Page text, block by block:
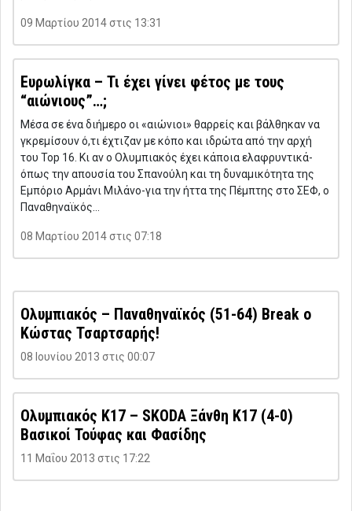
09 Μαρτίου 2014 στις 13:31
Ευρωλίγκα – Τι έχει γίνει φέτος με τους
“αιώνιους”…;
Μέσα σε ένα διήμερο οι «αιώνιοι» θαρρείς και βάλθηκαν να
γκρεμίσουν ό,τι έχτιζαν με κόπο και ιδρώτα από την αρχή
του Top 16. Κι αν ο Ολυμπιακός έχει κάποια ελαφρυντικά-
όπως την απουσία του Σπανούλη και τη δυναμικότητα της
Εμπόριο Αρμάνι Μιλάνο-για την ήττα της Πέμπτης στο ΣΕΦ, ο
Παναθηναϊκός…
08 Μαρτίου 2014 στις 07:18
Ολυμπιακός – Παναθηναϊκός (51-64) Break ο
Κώστας Τσαρτσαρής!
08 Ιουνίου 2013 στις 00:07
Ολυμπιακός Κ17 – SKODA Ξάνθη Κ17 (4-0)
Βασικοί Τούφας και Φασίδης
11 Μαΐου 2013 στις 17:22